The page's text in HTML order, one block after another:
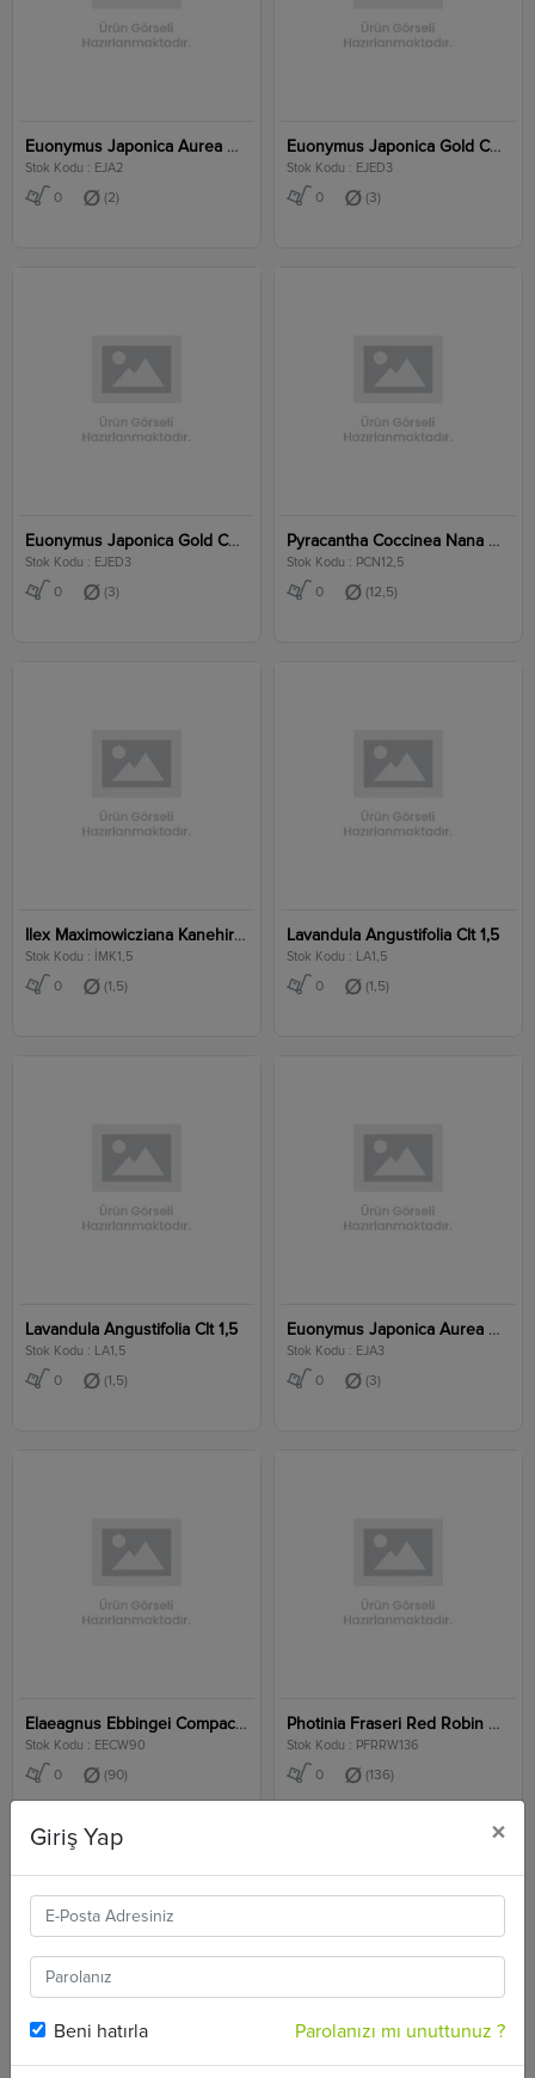
Euonymus Japonica Aurea Clt 2
Stok Kodu : EJA2
0 (2)
Euonymus Japonica Gold Compacta Clt 3
Stok Kodu : EJED3
0 (3)
Euonymus Japonica Gold Compacta Clt 3
Stok Kodu : EJED3
0 (3)
Pyracantha Coccinea Nana Clt 12,5
Stok Kodu : PCN12,5
0 (12,5)
Ilex Maximowicziana Kanehirae Clt 1,5
Stok Kodu : İMK1,5
0 (1,5)
Lavandula Angustifolia Clt 1,5
Stok Kodu : LA1,5
0 (1,5)
Lavandula Angustifolia Clt 1,5
Stok Kodu : LA1,5
0 (1,5)
Euonymus Japonica Aurea Clt 3
Stok Kodu : EJA3
0 (3)
Elaeagnus Ebbingei Compacta Wall Clt 90
Stok Kodu : EECW90
0 (90)
Photinia Fraseri Red Robin Wall Clt 136
Stok Kodu : PFRRW136
0 (136)
Giriş Yap ×
Beni hatırla Parolanızı mı unuttunuz ?